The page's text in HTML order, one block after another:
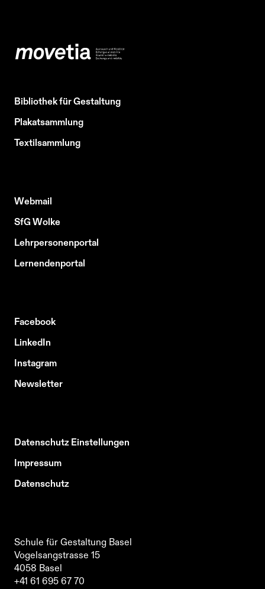
Schule für Gestaltung Basel
Bibliothek für Gestaltung
Plakatsammlung
Textilsammlung
Webmail
SfG Wolke
Lehrpersonenportal
Lernendenportal
Facebook
LinkedIn
Instagram
Newsletter
Datenschutz Einstellungen
Impressum
Datenschutz
Schule für Gestaltung Basel
Vogelsangstrasse 15
4058 Basel
+41 61 695 67 70